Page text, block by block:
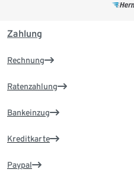
Zahlung
Rechnung
Ratenzahlung
Bankeinzug
Kreditkarte
Paypal